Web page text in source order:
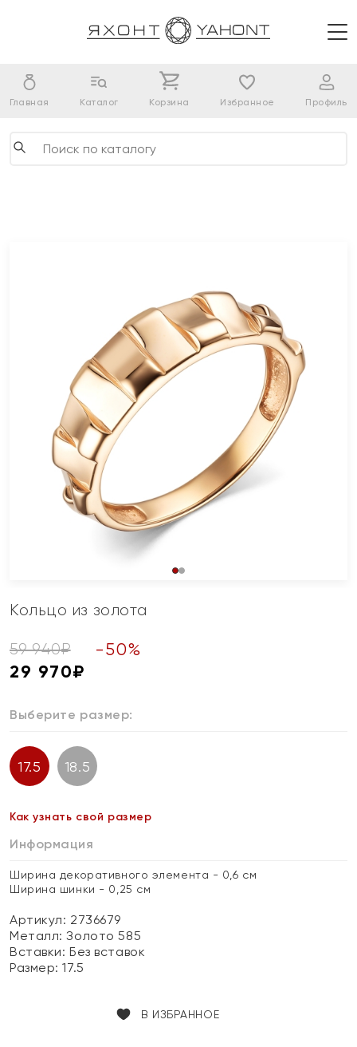
Главная Каталог Корзина Избранное Профиль
Кольцо из золота
59 940₽ -50%
29 970₽
Выберите размер:
17.5 18.5
Как узнать свой размер
Информация
Ширина декоративного элемента - 0,6 см
Ширина шинки - 0,25 см
Артикул: 2736679
Металл:Золото 585
Вставки:Без вставок
Размер:17.5
В ИЗБРАННОЕ